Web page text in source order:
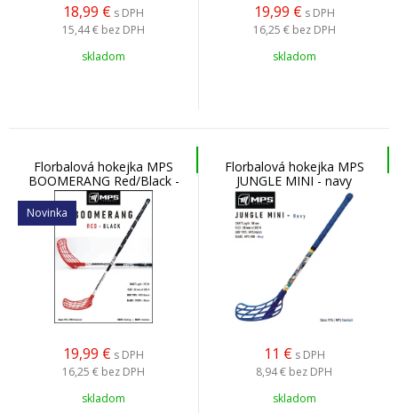
18,99 € s DPH
15,44 € bez DPH
skladom
19,99 € s DPH
16,25 € bez DPH
skladom
Florbalová hokejka MPS
BOOMERANG Red/Black -
STORM
Novinka
19,99 € s DPH
16,25 € bez DPH
skladom
Florbalová hokejka MPS
JUNGLE MINI - navy
11 € s DPH
8,94 € bez DPH
skladom